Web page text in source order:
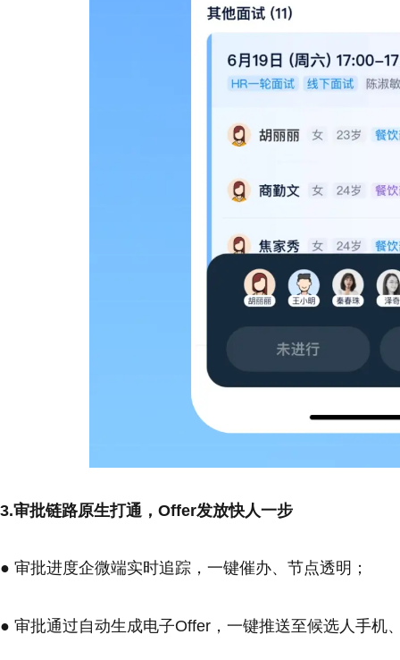
3.审批链路原生打通，Offer发放快人一步
● 审批进度企微端实时追踪，一键催办、节点透明；
● 审批通过自动生成电子Offer，一键推送至候选人手机